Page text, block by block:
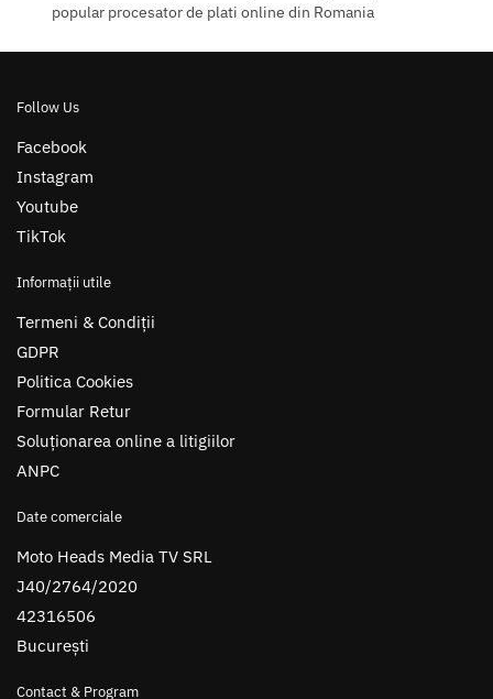
popular procesator de plati online din Romania
Follow Us
Facebook
Instagram
Youtube
TikTok
Informații utile
Termeni & Condiții
GDPR
Politica Cookies
Formular Retur
Soluționarea online a litigiilor
ANPC
Date comerciale
Moto Heads Media TV SRL
J40/2764/2020
42316506
București
Contact & Program